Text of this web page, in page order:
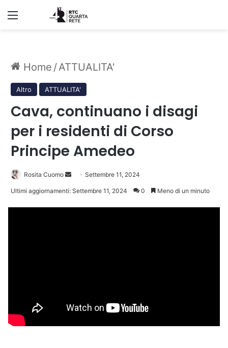
Menu
Home /ATTUALITA'
Altro ATTUALITA'
Cava, continuano i disagi
per i residenti di Corso
Principe Amedeo
Rosita Cuomo
Invia Settembre 11, 2024
Ultimi aggiornamenti: Settembre 11, 2024 0 Meno di un minuto